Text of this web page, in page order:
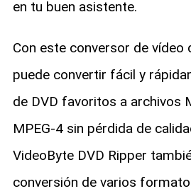
en tu buen asistente.
Con este conversor de vídeo
puede convertir fácil y
de DVD favoritos a archivos
MPEG-4 sin pérdida de
VideoByte DVD Ripper
conversión de varios